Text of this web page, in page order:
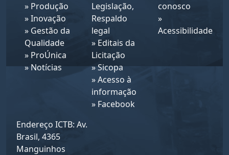
» Produção
»Inovação
» Gestão da
Qualidade
» ProÚnica
» Notícias
Legislação,
Respaldo
legal
» Editais da
Licitação
»Sicopa
»Acesso à
informação
» Facebook
conosco
»
Acessibilidade
Endereço ICTB: Av.
Brasil, 4365
Manguinhos